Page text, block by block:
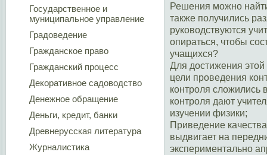
Государственное и
муниципальное управление
Градоведение
Гражданское право
Гражданский процесс
Декоративное садоводство
Денежное обращение
Деньги, кредит, банки
Древнерусская литература
Журналистика
Решения можно
также получились
руководствуются
опираться, чтобы
учащихся?
Для достижения
цели проведения
контроля сложились
контроля дают
изучении физики;
Приведение
выдвигает на
экспериментально